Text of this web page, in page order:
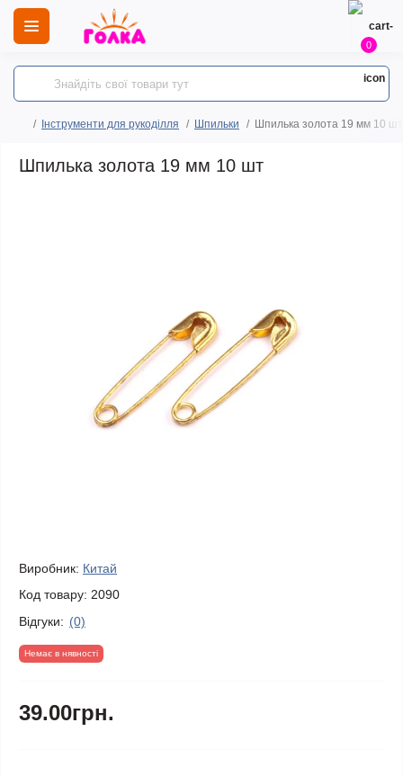
0
Інструменти для рукоділля Шпильки Шпилька золота 19 мм 10 шт
Шпилька золота 19 мм 10 шт
Виробник: Китай
Код товару: 2090
Відгуки: (0)
Немає в нявності
39.00грн.